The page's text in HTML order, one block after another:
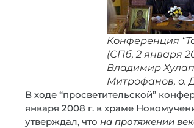
Конференция
(СПб, 2 января
Владимир
Митрофанов, о.
В ходе “просветительской”
января 2008 г. в храме
утверждал, что на протяжении